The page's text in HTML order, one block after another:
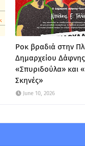
Ροκ βραδιά στην
Δημαρχείου
«Σπυριδούλα» και
Σκηνές»
June 10, 2026